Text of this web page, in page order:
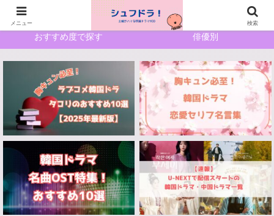
おすすめ度で探す 俳優別
メニュー 検索